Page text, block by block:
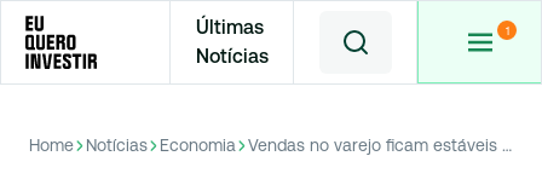
Últimas
Notícias
Home Notícias Economia Vendas no varejo ficam estáveis em junho, abaixo das expectativas do mercado